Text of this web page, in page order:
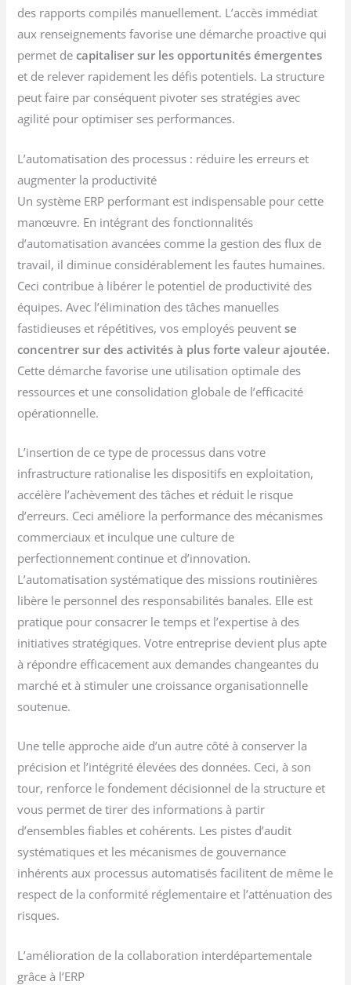
des rapports compilés manuellement. L’accès immédiat
aux renseignements favorise une démarche proactive qui
permet decapitaliser sur les opportunités émergentes
et de relever rapidement les défis potentiels. La structure
peut faire par conséquent pivoter ses stratégies avec
agilité pour optimiser ses performances.
L’automatisation des processus : réduire les erreurs et
augmenter la productivité
Un système ERP performant est indispensable pour cette
manœuvre. En intégrant des fonctionnalités
d’automatisation avancées comme la gestion des flux de
travail, il diminue considérablement les fautes humaines.
Ceci contribue à libérer le potentiel de productivité des
équipes. Avec l’élimination des tâches manuelles
fastidieuses et répétitives, vos employés peuventse
concentrer sur des activités à plus forte valeur ajoutée.
Cette démarche favorise une utilisation optimale des
ressources et une consolidation globale de l’efficacité
opérationnelle.
L’insertion de ce type de processus dans votre
infrastructure rationalise les dispositifs en exploitation,
accélère l’achèvement des tâches et réduit le risque
d’erreurs. Ceci améliore la performance des mécanismes
commerciaux et inculque une culture de
perfectionnement continue et d’innovation.
L’automatisation systématique des missions routinières
libère le personnel des responsabilités banales. Elle est
pratique pour consacrer le temps et l’expertise à des
initiatives stratégiques. Votre entreprise devient plus apte
à répondre efficacement aux demandes changeantes du
marché et à stimuler une croissance organisationnelle
soutenue.
Une telle approche aide d’un autre côté à conserver la
précision et l’intégrité élevées des données. Ceci, à son
tour, renforce le fondement décisionnel de la structure et
vous permet de tirer des informations à partir
d’ensembles fiables et cohérents. Les pistes d’audit
systématiques et les mécanismes de gouvernance
inhérents aux processus automatisés facilitent de même le
respect de la conformité réglementaire et l’atténuation des
risques.
L’amélioration de la collaboration interdépartementale
grâce à l’ERP